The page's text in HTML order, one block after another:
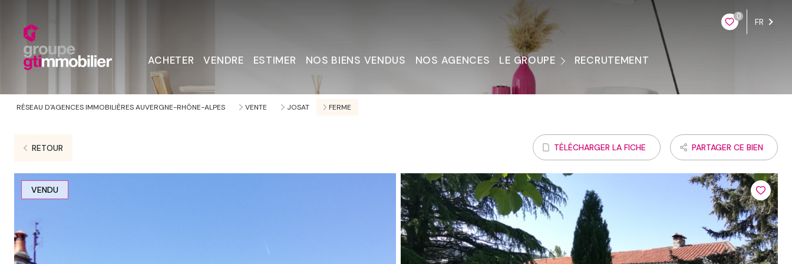
0
FR
ACHETER VENDRE ESTIMER NOS BIENS VENDUS NOS AGENCES LE GROUPE
Nous Contacter
RECRUTEMENT
RÉSEAU D'AGENCES IMMOBILIÈRES AUVERGNE-RHÔNE-ALPES VENTE JOSAT FERME
RETOUR TÉLÉCHARGER LA FICHE PARTAGER CE BIEN
VENDU